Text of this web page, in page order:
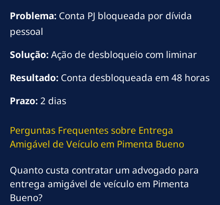
Problema: Conta PJ bloqueada por dívida
pessoal
Solução:Ação de desbloqueio com liminar
Resultado: Conta desbloqueada em 48 horas
Prazo: 2 dias
Perguntas Frequentes sobre Entrega
Amigável de Veículo em Pimenta Bueno
Quanto custa contratar um advogado para
entrega amigável de veículo em Pimenta
Bueno?